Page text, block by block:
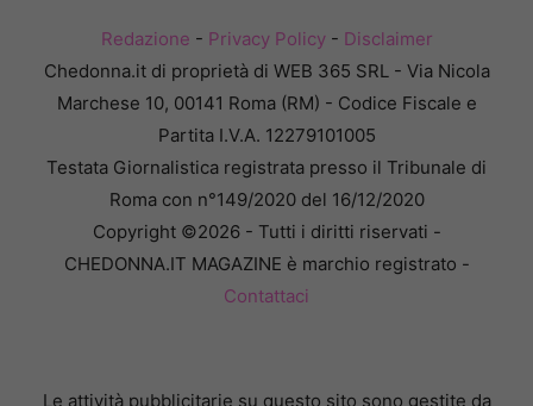
Redazione - Privacy Policy- Disclaimer
Chedonna.it di proprietà di WEB 365 SRL - Via Nicola
Marchese 10, 00141 Roma (RM) - Codice Fiscale e
Partita I.V.A. 12279101005
Testata Giornalistica registrata presso il Tribunale di
Roma con n°149/2020 del 16/12/2020
Copyright ©2026 - Tutti i diritti riservati -
CHEDONNA.IT MAGAZINE è marchio registrato -
Contattaci
Le attività pubblicitarie su questo sito sono gestite da